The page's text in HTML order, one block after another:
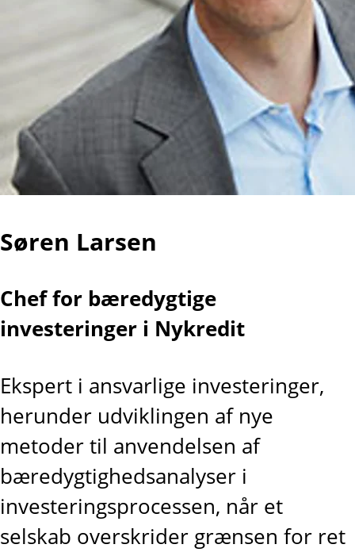
Søren Larsen
Chef for bæredygtige
investeringer i Nykredit
Ekspert i ansvarlige investeringer,
herunder udviklingen af nye
metoder til anvendelsen af
bæredygtighedsanalyser i
investeringsprocessen, når et
selskab overskrider grænsen for ret